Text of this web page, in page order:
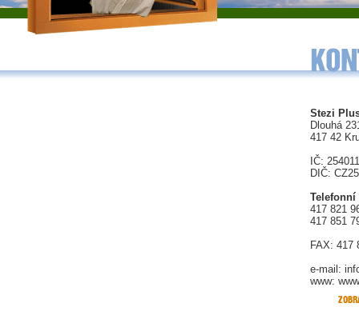
Stezi
Dlouhá
417 42
IČ:
DIČ:
417 821
417 851
FAX: 417
e-mail:
www: